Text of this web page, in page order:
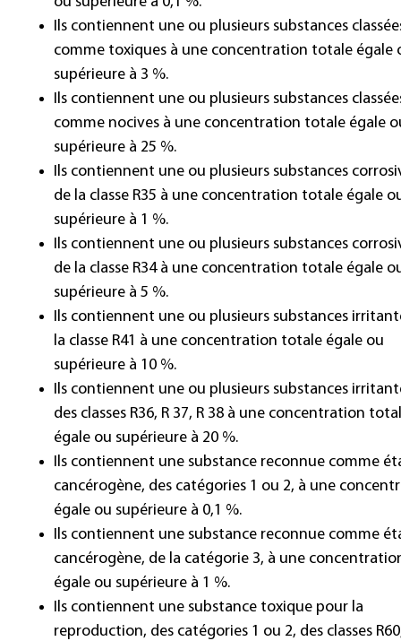
Ils contiennent une ou plusieurs substances
comme toxiques à une concentration totale égale
supérieure à 3 %.
Ils contiennent une ou plusieurs substances
comme nocives à une concentration totale égale
supérieure à 25 %.
Ils contiennent une ou plusieurs substances
de la classe R35 à une concentration totale égale
supérieure à 1 %.
Ils contiennent une ou plusieurs substances
de la classe R34 à une concentration totale égale
supérieure à 5 %.
Ils contiennent une ou plusieurs substances
la classe R41 à une concentration totale égale ou
supérieure à 10 %.
Ils contiennent une ou plusieurs substances
des classes R36, R 37, R 38 à une concentration
égale ou supérieure à 20 %.
Ils contiennent une substance reconnue comme
cancérogène, des catégories 1 ou 2, à une
égale ou supérieure à 0,1 %.
Ils contiennent une substance reconnue comme
cancérogène, de la catégorie 3, à une
égale ou supérieure à 1 %.
Ils contiennent une substance toxique pour la
reproduction, des catégories 1 ou 2, des classes